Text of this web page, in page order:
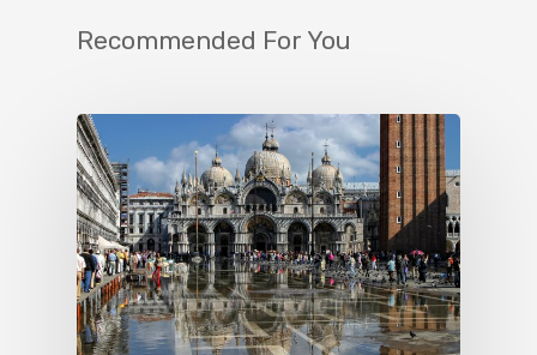
Recommended For You